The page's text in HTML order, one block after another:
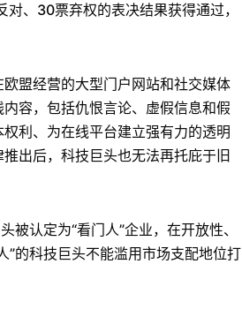
、30票弃权的表决结果获得通过，
盟经营的大型门户网站和社交媒体
容，包括仇恨言论、虚假信息和假
利、为在线平台建立强有力的透明
出后，科技巨头也无法再托庇于旧
认定为“看门人”企业，在开放性、
”的科技巨头不能滥用市场支配地位打